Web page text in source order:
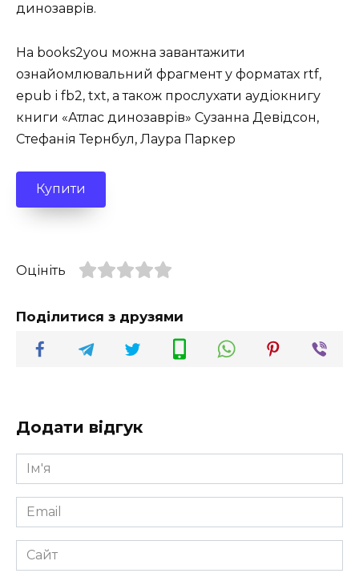
динозаврів.
На books2you можна завантажити
ознайомлювальний фрагмент у форматах rtf,
epub і fb2, txt, а також прослухати аудіокнигу
книги «Атлас динозаврів» Сузанна Девідсон,
Стефанія Тернбул, Лаура Паркер
Купити
Оцініть
Поділитися з друзями
Додати відгук
Ім'я
*
Email
*
Сайт